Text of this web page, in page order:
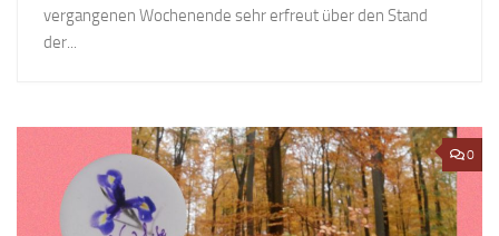
vergangenen Wochenende sehr erfreut über den Stand
der...
0